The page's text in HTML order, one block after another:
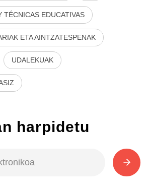
TÉCNICAS EDUCATIVAS
ETA AINTZATESPENAK
UDALEKUAK
harpidetu